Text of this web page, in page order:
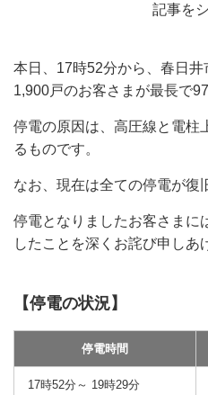
記事を
本日、17時52分から、春日
1,900戸のお客さまが最長で
停電の原因は、高圧線と電柱
るものです。
なお、現在は全ての停電が復
停電となりましたお客さまに
したことを深くお詫び申しあ
【停電の状況】
停電時間
17時52分～ 19時29分